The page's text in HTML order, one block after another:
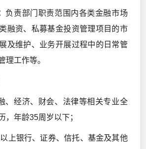
负责部门职责范围内各类金融市场
融资、私募基金投资管理项目的市
及维护、业务开展过程中的日常管
理工作等。
、经济、财会、法律等相关专业全
，年龄35周岁以下；
上银行、证券、信托、基金及其他